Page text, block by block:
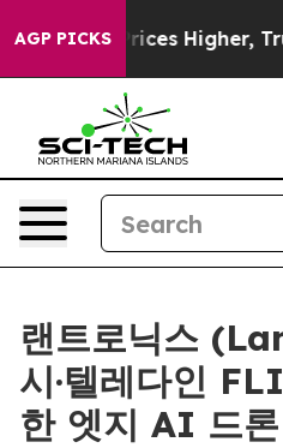
AGP PICKS
Prices Higher, Trump
랜트로닉스
시·텔레다인
한 엣지 AI 드